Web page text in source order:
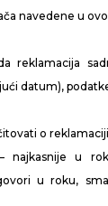
navedene u
reklamacija
datum),
o
najkasnije u
u roku,